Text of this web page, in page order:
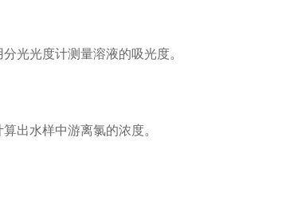
光光度计测量溶液的吸光度。
出水样中游离氯的浓度。